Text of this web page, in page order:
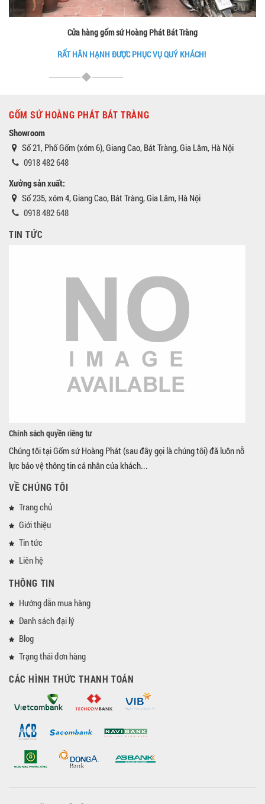
Cửa hàng gốm sứ Hoàng Phát Bát Tràng
RẤT HÂN HẠNH ĐƯỢC PHỤC VỤ QUÝ KHÁCH!
GỐM SỨ HOÀNG PHÁT BÁT TRÀNG
Showroom
Số 21, Phố Gốm (xóm 6), Giang Cao, Bát Tràng, Gia Lâm, Hà Nội
0918 482 648
Xưởng sản xuất:
Số 235, xóm 4, Giang Cao, Bát Tràng, Gia Lâm, Hà Nội
0918 482 648
TIN TỨC
Chính sách quyền riêng tư
Chúng tôi tại Gốm sứ Hoàng Phát (sau đây gọi là chúng tôi) đã luôn nỗ
lực bảo vệ thông tin cá nhân của khách...
VỀ CHÚNG TÔI
Trang chủ
Giới thiệu
Tin tức
Liên hệ
THÔNG TIN
Hướng dẫn mua hàng
Danh sách đại lý
Blog
Trạng thái đơn hàng
CÁC HÌNH THỨC THANH TOÁN